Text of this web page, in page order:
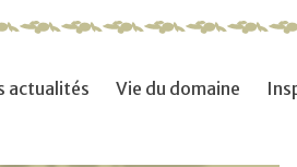
actualités Vie du domaine